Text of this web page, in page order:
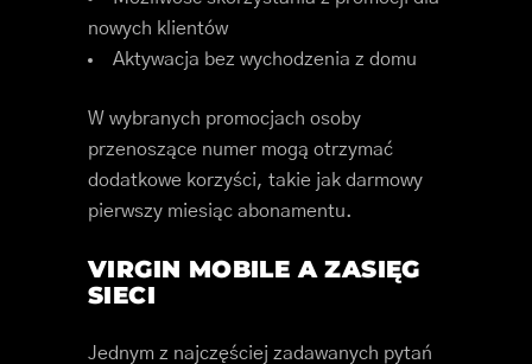
nowych klientów
Aktywacja bez wychodzenia z domu
W wybranych promocjach osoby
przenoszące numer mogą otrzymać
dodatkowe korzyści, takie jak darmowy
pierwszy miesiąc abonamentu.
VIRGIN MOBILE A ZASIĘG
SIECI
Jednym z najczęściej zadawanych pytań